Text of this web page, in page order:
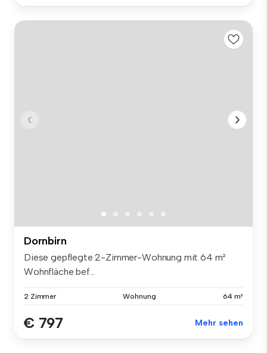
Dornbirn
Diese gepflegte 2-Zimmer-Wohnung mit 64 m²
Wohnfläche bef...
2 Zimmer Wohnung 64 m²
€ 797 Mehr sehen